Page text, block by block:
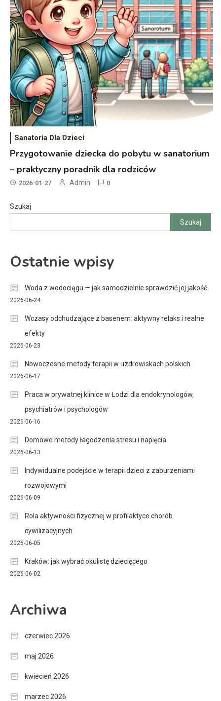
Sanatoria Dla Dzieci
Przygotowanie dziecka do pobytu w sanatorium
– praktyczny poradnik dla rodziców
2026-01-27 Admin 0
Szukaj
Szukaj
Ostatnie wpisy
Woda z wodociągu — jak samodzielnie sprawdzić jej jakość
2026-06-24
Wczasy odchudzające z basenem: aktywny relaks i realne
efekty
2026-06-23
Nowoczesne metody terapii w uzdrowiskach polskich
2026-06-17
Praca w prywatnej klinice w Łodzi dla endokrynologów,
psychiatrów i psychologów
2026-06-16
Domowe metody łagodzenia stresu i napięcia
2026-06-13
Indywidualne podejście w terapii dzieci z zaburzeniami
rozwojowymi
2026-06-09
Rola aktywności fizycznej w profilaktyce chorób
cywilizacyjnych
2026-06-05
Kraków: jak wybrać okulistę dziecięcego
2026-06-02
Archiwa
czerwiec 2026
maj 2026
kwiecień 2026
marzec 2026